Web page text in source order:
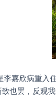
李嘉欣病重入
也罢，反观